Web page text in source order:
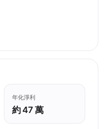
年化淨利
約 47 萬